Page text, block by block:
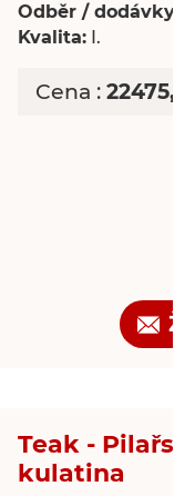
Odběr / dodávky:
Kvalita: I.
Cena :
Teak -
kulatina